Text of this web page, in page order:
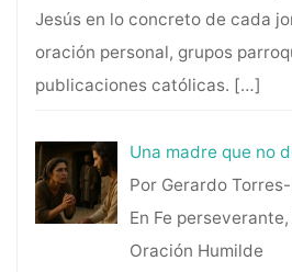
Jesús en lo concreto de cada
oración personal, grupos
publicaciones católicas. […]
Una madre que no
Por Gerardo
En Fe
Oración Humilde